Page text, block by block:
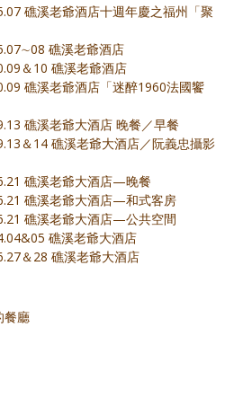
礁溪老爺酒店十週年慶之福州「聚
礁溪老爺酒店
＆10 礁溪老爺酒店
礁溪老爺酒店「迷醉1960法國饗
礁溪老爺大酒店 晚餐／早餐
＆14 礁溪老爺大酒店／阮義忠攝影
礁溪老爺大酒店—晚餐
礁溪老爺大酒店—和式客房
礁溪老爺大酒店—公共空間
礁溪老爺大酒店
＆28 礁溪老爺大酒店
餐廳